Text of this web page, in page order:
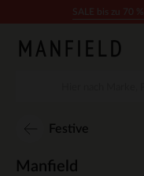
Festive
Manfield